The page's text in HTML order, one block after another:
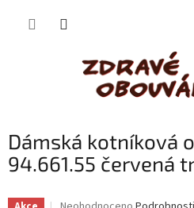
Dámská kotníková
94.661.55 červená